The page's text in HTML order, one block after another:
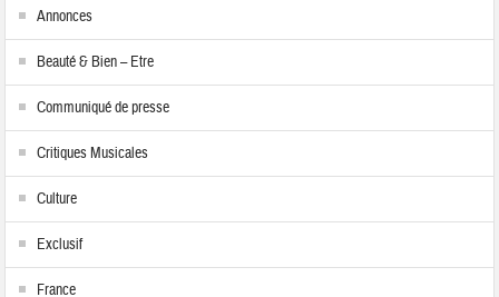
Annonces
Beauté & Bien – Etre
Communiqué de presse
Critiques Musicales
Culture
Exclusif
France